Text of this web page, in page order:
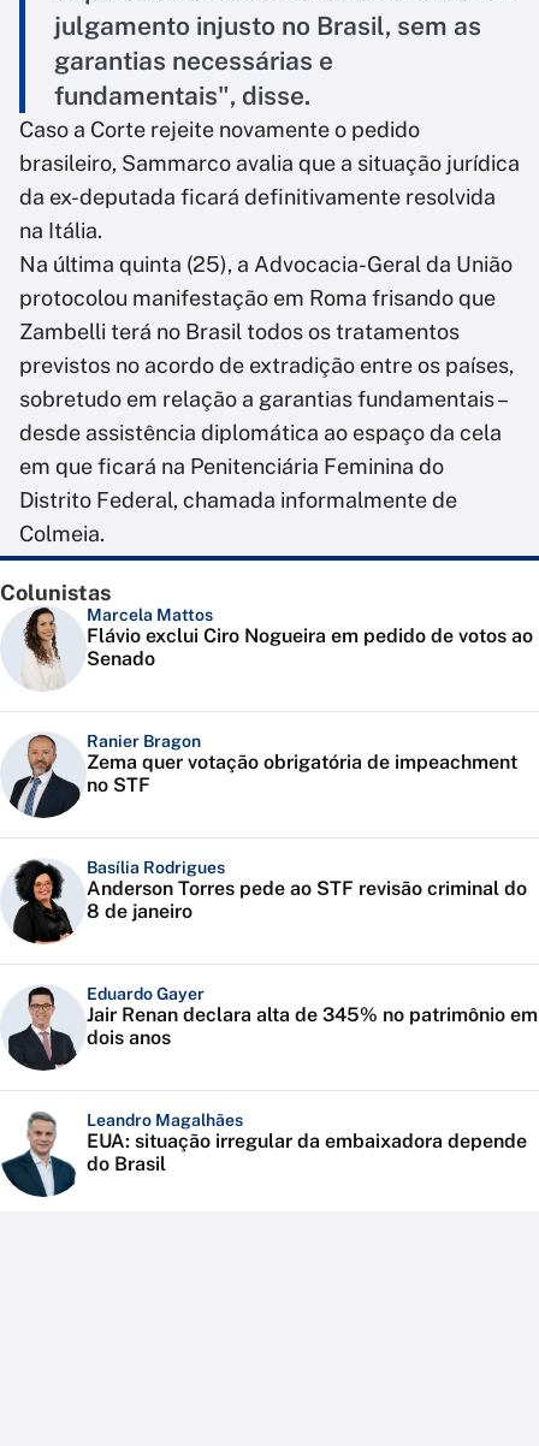
julgamento injusto no Brasil, sem as
garantias necessárias e
fundamentais", disse.
Caso a Corte rejeite novamente o pedido
brasileiro, Sammarco avalia que a situação jurídica
da ex-deputada ficará definitivamente resolvida
na Itália.
Na última quinta (25), a Advocacia-Geral da União
protocolou manifestação em Roma frisando que
Zambelli terá no Brasil todos os tratamentos
previstos no acordo de extradição entre os países,
sobretudo em relação a garantias fundamentais –
desde assistência diplomática ao espaço da cela
em que ficará na Penitenciária Feminina do
Distrito Federal, chamada informalmente de
Colmeia.
Colunistas
Marcela Mattos
Flávio exclui Ciro Nogueira em pedido de votos ao
Senado
Ranier Bragon
Zema quer votação obrigatória de impeachment
no STF
Basília Rodrigues
Anderson Torres pede ao STF revisão criminal do
8 de janeiro
Eduardo Gayer
Jair Renan declara alta de 345% no patrimônio em
dois anos
Leandro Magalhães
EUA: situação irregular da embaixadora depende
do Brasil